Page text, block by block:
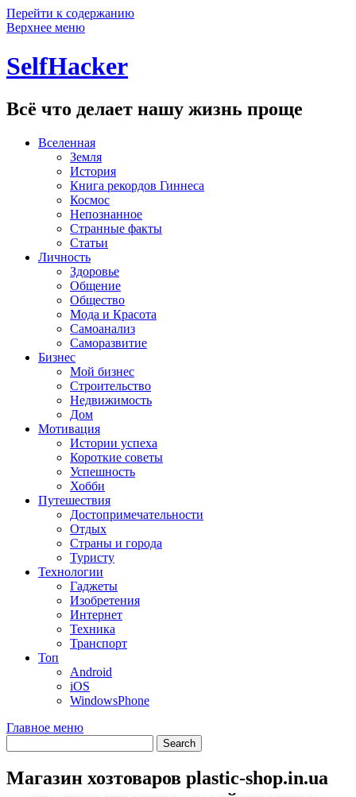
Перейти к содержанию
Верхнее меню
SelfHacker
Всё что делает нашу жизнь проще
Вселенная
Земля
История
Книга рекордов Гиннеса
Космос
Непознанное
Странные факты
Статьи
Личность
Здоровье
Общение
Общество
Мода и Красота
Самоанализ
Саморазвитие
Бизнес
Мой бизнес
Строительство
Недвижимость
Дом
Мотивация
Истории успеха
Короткие советы
Успешность
Хобби
Путешествия
Достопримечательности
Отдых
Страны и города
Туристу
Технологии
Гаджеты
Изобретения
Интернет
Техника
Транспорт
Топ
Android
iOS
WindowsPhone
Главное меню
Магазин хозтоваров plastic-shop.in.ua